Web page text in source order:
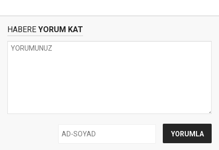
HABERE YORUM KAT